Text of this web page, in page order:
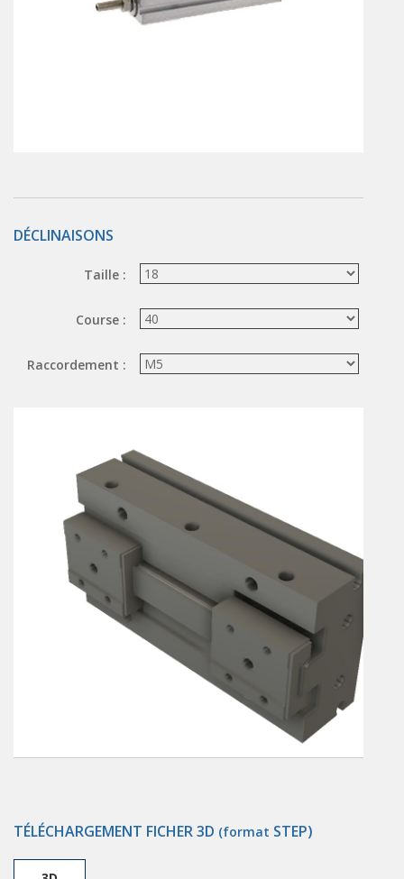
Électrovannes tous fluides
ÉLECTROVANNES DE DÉCOLMATAGE
Électrovannes à jet pulsé
Vannes à jet pulsé
OUTILS COUPANTS
Ciseaux pneumatiques
PINCES DE PRÉHENSION
TRAITEMENT D'AIR
Traitements d'air
Traitements d'air - Accessoires
Traitements d'air - Ioniseurs
Traitements d'air compacts
DÉCLINAISONS
Taille :
Course :
Raccordement :
TÉLÉCHARGEMENT FICHER 3D (format STEP)